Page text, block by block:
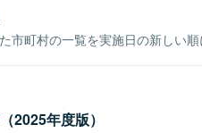
市町村の一覧を実施日の新しい順
2025年度版）